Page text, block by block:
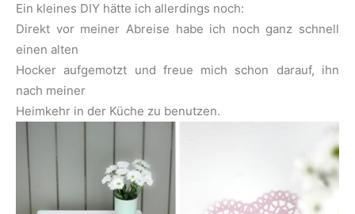
Ein kleines DIY hätte ich allerdings noch:
Direkt vor meiner Abreise habe ich noch ganz schnell
einen alten
Hocker aufgemotzt und freue mich schon darauf, ihn
nach meiner
Heimkehr in der Küche zu benutzen.